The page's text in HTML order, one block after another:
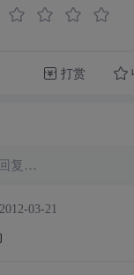
打赏
复…
2012-03-21